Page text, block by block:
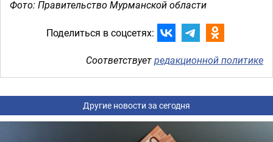
Фото: Правительство Мурманской области
Поделиться в соцсетях:
Соответствуетредакционной политике
Другие новости за сегодня